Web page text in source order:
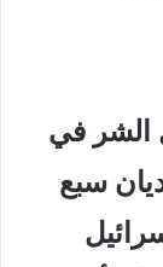
الشر في
سبع